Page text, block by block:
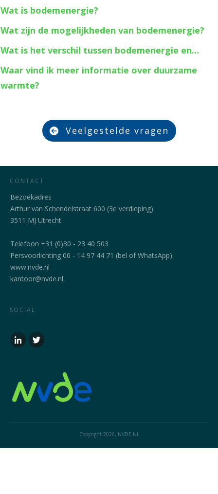
Wat is bodemenergie?
Wat zijn de mogelijkheden van bodemenergie?
Wat is het verschil tussen bodemenergie en…
Waar vind ik meer informatie over duurzame
warmte?
Veelgestelde vragen
CONTACT
Bezoekadres
Arthur van Schendelstraat 600 (3e verdieping)
3511 MJ Utrecht
Telefoon +31 (0)30 - 23 40 503
Persvoorlichting 06 - 14 97 44 71 (bel of WhatsApp)
www.nvde.nl
kantoor@nvde.nl
SOCIAL
Copyright 2026, NVDE.NL